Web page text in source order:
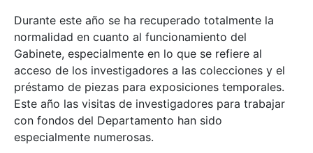
Durante este año se ha recuperado totalmente la
normalidad en cuanto al funcionamiento del
Gabinete, especialmente en lo que se refiere al
acceso de los investigadores a las colecciones y el
préstamo de piezas para exposiciones temporales.
Este año las visitas de investigadores para trabajar
con fondos del Departamento han sido
especialmente numerosas.